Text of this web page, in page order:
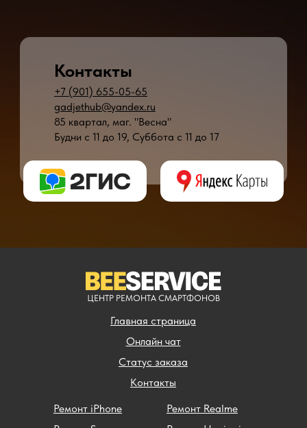
+7 (901) 655-05-65
gadjethub@yandex.ru
85 квартал, маг. "Весна"
Будни с 11 до 19, Суббота с 11 до 17
Контакты
Главная страница
Контакты
Статус заказа
Ремонт iPhone
Ремонт Realme
* - время ремонта может меняться в зависимости от модели устройства и
Онлайн чат
ЦЕНТР РЕМОНТА СМАРТФОНОВ